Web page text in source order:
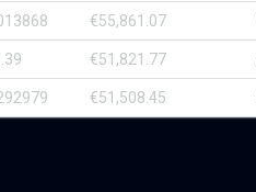
€55,861.07
€51,821.77
€51,508.45